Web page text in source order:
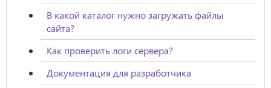
В какой каталог нужно загружать файлы
сайта?
Как проверить логи сервера?
Документация для разработчика